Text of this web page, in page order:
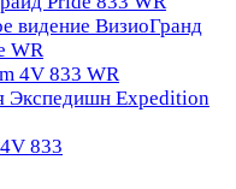
видение ВизиоГранд
WR
4V 833 WR
Экспедишн Expedition
833